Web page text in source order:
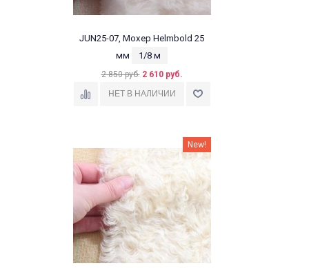
JUN25-07, Мохер Helmbold 25
мм
1/8 м
2 850 руб. 2 610 руб.
New!